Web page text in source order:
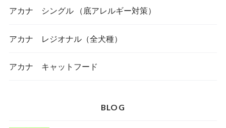
アカナ シングル （底アレルギー対策）
アカナ レジオナル（全犬種）
アカナ キャットフード
BLOG